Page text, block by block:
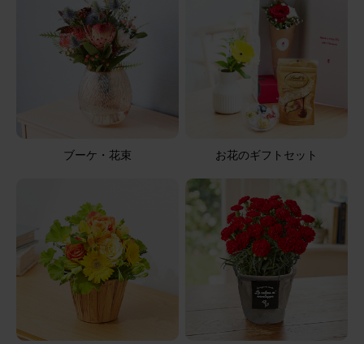
用途：
その他
素敵✨
父親の三回忌法要のお供えと思い実家へ届けていただきま
した。 白を基調に、紫とグリーンで上品な素敵なお花で、
仏壇にお供えできる丁度良いサイズ感も気に入りました。
ありがとうございます。
【お悔やみ・お供えの花】線香付き アレンジメント(青・
2026/05/02
ブルーミーユーザーさん
50代
用途：
お悔やみ
お悔やみ用で購入
小さくても喜んでもらえました。 故人の好きな紫系のお花
ブーケ・花束 お花のギフトセット